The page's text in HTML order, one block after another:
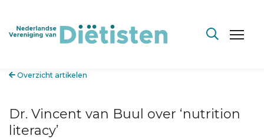
Overzicht artikelen
Dr. Vincent van Buul over ‘nutrition
literacy’